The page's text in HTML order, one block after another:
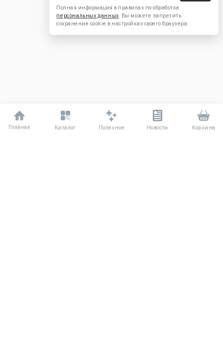
Главная Каталог Полезное Новости Корзина
Полная информация в правилах по обработке
персональных данных. Вы можете запретить
сохранение cookie в настройках своего браузера